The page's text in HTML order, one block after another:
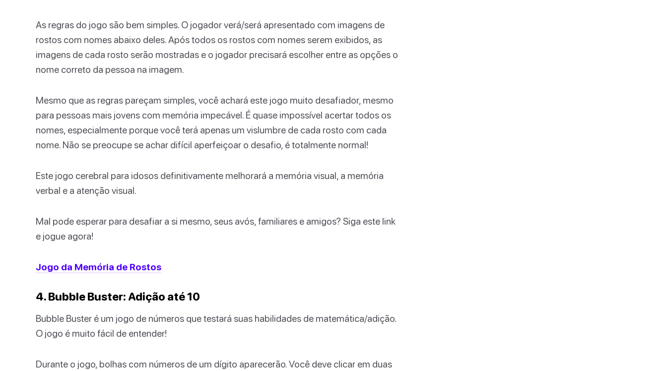
As regras do jogo são bem simples. O jogador verá/será apresentado com imagens de
rostos com nomes abaixo deles. Após todos os rostos com nomes serem exibidos, as
imagens de cada rosto serão mostradas e o jogador precisará escolher entre as opções o
nome correto da pessoa na imagem.
Mesmo que as regras pareçam simples, você achará este jogo muito desafiador, mesmo
para pessoas mais jovens com memória impecável. É quase impossível acertar todos os
nomes, especialmente porque você terá apenas um vislumbre de cada rosto com cada
nome. Não se preocupe se achar difícil aperfeiçoar o desafio, é totalmente normal!
Este jogo cerebral para idosos definitivamente melhorará a memória visual, a memória
verbal e a atenção visual.
Mal pode esperar para desafiar a si mesmo, seus avós, familiares e amigos? Siga este link
e jogue agora!
Jogo da Memória de Rostos
4. Bubble Buster: Adição até 10
Bubble Buster é um jogo de números que testará suas habilidades de matemática/adição.
O jogo é muito fácil de entender!
Durante o jogo, bolhas com números de um dígito aparecerão. Você deve clicar em duas